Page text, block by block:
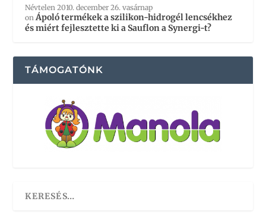
Névtelen 2010. december 26. vasárnap
onÁpoló termékek a szilikon-hidrogél lencsékhez
és miért fejlesztette ki a Sauflon a Synergi-t?
TÁMOGATÓNK